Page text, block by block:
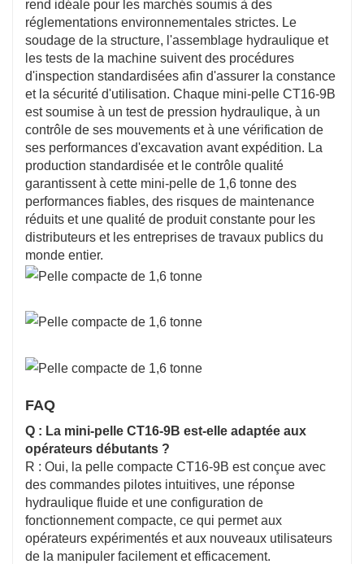
rend idéale pour les marchés soumis à des
réglementations environnementales strictes. Le
soudage de la structure, l'assemblage hydraulique et
les tests de la machine suivent des procédures
d'inspection standardisées afin d'assurer la constance
et la sécurité d'utilisation. Chaque mini-pelle CT16-9B
est soumise à un test de pression hydraulique, à un
contrôle de ses mouvements et à une vérification de
ses performances d'excavation avant expédition. La
production standardisée et le contrôle qualité
garantissent à cette mini-pelle de 1,6 tonne des
performances fiables, des risques de maintenance
réduits et une qualité de produit constante pour les
distributeurs et les entreprises de travaux publics du
monde entier.
FAQ
Q : La mini-pelle CT16-9B est-elle adaptée aux
opérateurs débutants ?
R : Oui, la pelle compacte CT16-9B est conçue avec
des commandes pilotes intuitives, une réponse
hydraulique fluide et une configuration de
fonctionnement compacte, ce qui permet aux
opérateurs expérimentés et aux nouveaux utilisateurs
de la manipuler facilement et efficacement.